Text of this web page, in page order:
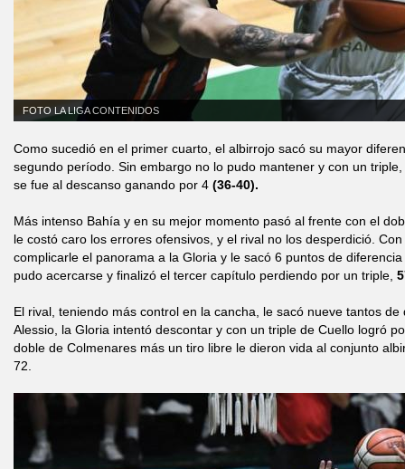
FOTO LA LIGA CONTENIDOS
Como sucedió en el primer cuarto, el albirrojo sacó su mayor
segundo período. Sin embargo no lo pudo mantener y con un
se fue al descanso ganando por 4 (36-40).
Más intenso Bahía y en su mejor momento pasó al frente con el
le costó caro los errores ofensivos, y el rival no los desperdició.
complicarle el panorama a la Gloria y le sacó 6 puntos de
pudo acercarse y finalizó el tercer capítulo perdiendo por un triple,
El rival, teniendo más control en la cancha, le sacó nueve tantos
Alessio, la Gloria intentó descontar y con un triple de Cuello logró
doble de Colmenares más un tiro libre le dieron vida al conjunto
72.